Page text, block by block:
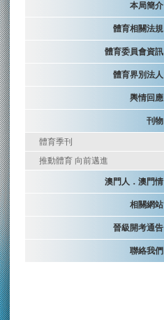
本局簡介
體育相關法規
體育委員會資訊
體育界別法人
輿情回應
刊物
體育季刊
推動體育 向前邁進
澳門人．澳門情
相關網站
晉級開考通告
聯絡我們